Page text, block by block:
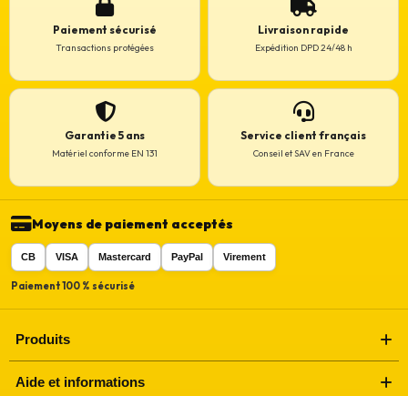
Paiement sécurisé
Transactions protégées
Livraison rapide
Expédition DPD 24/48 h
Garantie 5 ans
Matériel conforme EN 131
Service client français
Conseil et SAV en France
Moyens de paiement acceptés
CB VISA Mastercard PayPal Virement
Paiement 100 % sécurisé
Produits
Aide et informations